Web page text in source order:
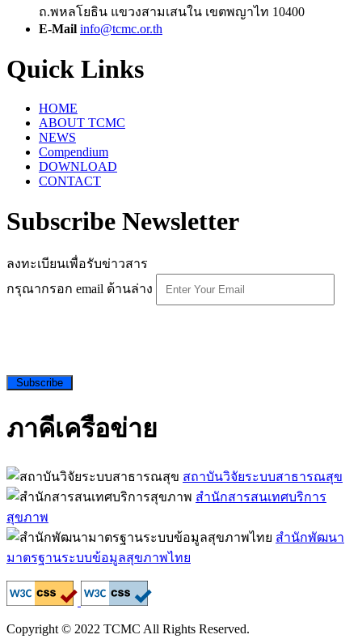
ถ.พหลโยธิน แขวงสามเสนใน เขตพญาไท 10400
E-Mail info@tcmc.or.th
Quick Links
HOME
ABOUT TCMC
NEWS
Compendium
DOWNLOAD
CONTACT
Subscribe Newsletter
ลงทะเบียนเพื่อรับข่าวสาร
กรุณากรอก email ด้านล่าง
Subscribe
ภาคีเครือข่าย
สถาบันวิจัยระบบสาธารณสุข
สำนักสารสนเทศบริการ
สุขภาพ
สำนักพัฒนา
มาตรฐานระบบข้อมูลสุขภาพไทย
Copyright © 2022 TCMC All Rights Reserved.